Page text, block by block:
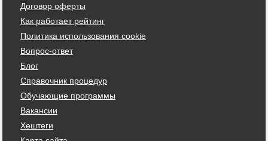
Договор оферты
Как работает рейтинг
Политика использования cookie
Вопрос-ответ
Блог
Справочник процедур
Обучающие программы
Вакансии
Хештеги